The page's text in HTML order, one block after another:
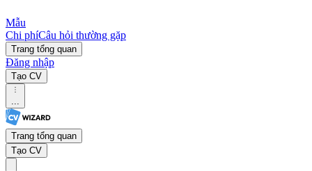
Mẫu
Chi phíCâu hỏi thường gặp
Trang tổng quan
Đăng nhập
Tạo CV
...
Trang tổng quan
Tạo CV